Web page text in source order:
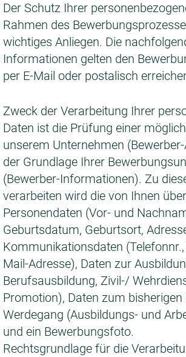
Der Schutz Ihrer
Rahmen des
wichtiges Anliegen. Die
Informationen gelten den
per E-Mail oder postalisch
Zweck der Verarbeitung Ihrer
Daten ist die Prüfung einer
unserem Unternehmen
der Grundlage Ihrer
(Bewerber-Informationen). Zu
verarbeiten wird die von Ihnen
Personendaten (Vor- und
Geburtsdatum, Geburtsort,
Kommunikationsdaten
Mail-Adresse), Daten zur
Berufsausbildung, Zivil-/
Promotion), Daten zum bisherigen
Werdegang (Ausbildungs- und
und ein Bewerbungsfoto.
Rechtsgrundlage für die